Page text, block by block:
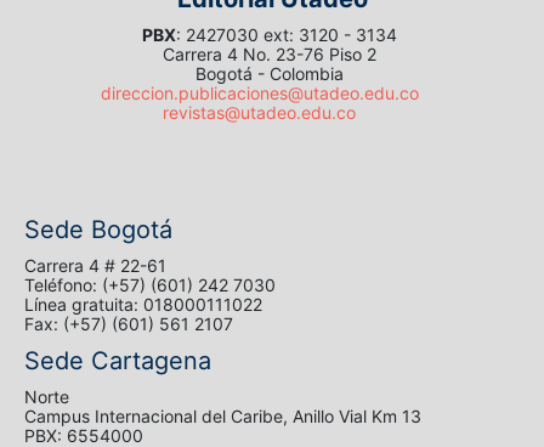
PBX: 2427030 ext: 3120 - 3134
Carrera 4 No. 23-76 Piso 2
Bogotá - Colombia
direccion.publicaciones@utadeo.edu.co
revistas@utadeo.edu.co
Sede Bogotá
Carrera 4 # 22-61
Teléfono: (+57) (601) 242 7030
Línea gratuita: 018000111022
Fax: (+57) (601) 561 2107
Sede Cartagena
Norte
Campus Internacional del Caribe, Anillo Vial Km 13
PBX: 6554000